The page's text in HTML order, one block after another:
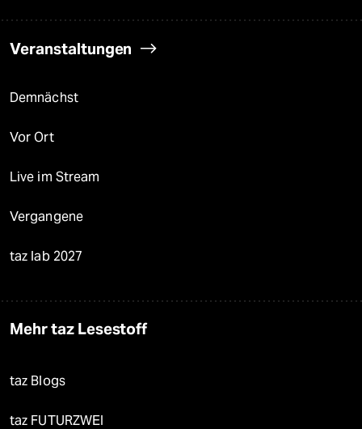
Veranstaltungen
Demnächst
Vor Ort
Live im Stream
Vergangene
taz lab 2027
Mehr taz Lesestoff
taz Blogs
taz FUTURZWEI